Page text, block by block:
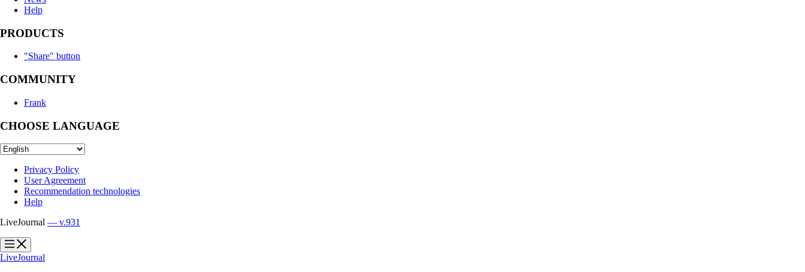
Help
PRODUCTS
"Share" button
COMMUNITY
Frank
CHOOSE LANGUAGE
Privacy Policy
User Agreement
Recommendation technologies
Help
LiveJournal — v.931
?
?
LiveJournal